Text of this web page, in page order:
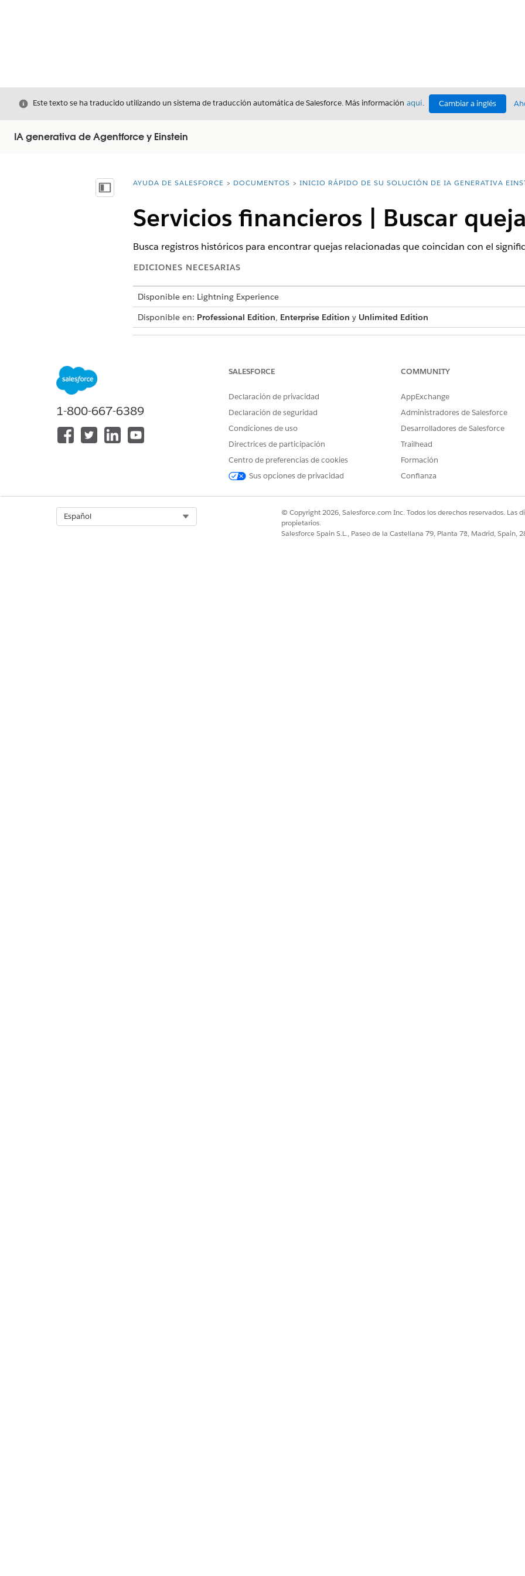
Cerrar
Este texto se ha traducido utilizando un sistema de traducción automática de Salesforce. Más información aquí. Cambiar a inglés
IA generativa de Agentforce y Einstein
Mostrar índice de materias
Usted está aquí:
AYUDA DE SALESFORCE DOCUMENTOS INICIO RÁPIDO DE SU SOLUCIÓN DE IA GENERATIVA
Servicios financieros | Buscar
Busca registros históricos para encontrar quejas relacionadas que coincidan con el
EDICIONES NECESARIAS
Disponible en: Lightning Experience
Disponible en: Professional Edition, Enterprise Edition y Unlimited Edition
Extensión de Financial
Servicio FSC
Consulte Acceso de usuario común para acciones de agentes estándar.
Tipo de acción de referencia
Acción de referencia
1-800-667-6389
SALESFORCE
Declaración de privacidad
Declaración de seguridad
Condiciones de uso
Directrices de participación
Centro de preferencias de cookies
Sus opciones de privacidad
COMMUNITY
AppExchange
Administradores de Salesforce
Desarrolladores de Salesforce
Trailhead
Formación
Confianza
Español
© Copyright 2026, Salesforce.com Inc. Todos los derechos reservados. Las
propietarios.
Salesforce Spain S.L., Paseo de la Castellana 79, Planta 7ª, Madrid, Spain,